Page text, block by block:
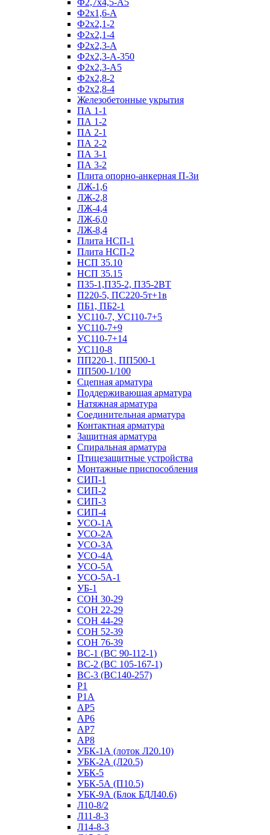
Ф2х1,6-А
Ф2х2,1-2
Ф2х2,1-4
Ф2х2,3-А
Ф2х2,3-А-350
Ф2х2,3-А5
Ф2х2,8-2
Ф2х2,8-4
Железобетонные укрытия
ПА 1-1
ПА 1-2
ПА 2-1
ПА 2-2
ПА 3-1
ПА 3-2
Плита опорно-анкерная П-3и
ЛЖ-1,6
ЛЖ-2,8
ЛЖ-4,4
ЛЖ-6,0
ЛЖ-8,4
Плита НСП-1
Плита НСП-2
НСП 35.10
НСП 35.15
П35-1,П35-2, П35-2ВТ
П220-5, ПС220-5т+1в
ПБ1, ПБ2-1
УС110-7, УС110-7+5
УС110-7+9
УС110-7+14
УС110-8
ПП220-1, ПП500-1
ПП500-1/100
Сцепная арматура
Поддерживающая арматура
Натяжная арматура
Соединительная арматура
Контактная арматура
Защитная арматура
Спиральная арматура
Птицезащитные устройства
Монтажные приспособления
СИП-1
СИП-2
СИП-3
СИП-4
УСО-1А
УСО-2А
УСО-3А
УСО-4А
УСО-5А
УСО-5А-1
УБ-1
СОН 30-29
СОН 22-29
СОН 44-29
СОН 52-39
СОН 76-39
ВС-1 (ВС 90-112-1)
ВС-2 (ВС 105-167-1)
ВС-3 (ВС140-257)
Р1
Р1А
АР5
АР6
АР7
АР8
УБК-1А (лоток Л20.10)
УБК-2А (Л20.5)
УБК-5
УБК-5А (П10.5)
УБК-9А (Блок БДЛ40.6)
Л10-8/2
Л11-8-3
Л14-8-3